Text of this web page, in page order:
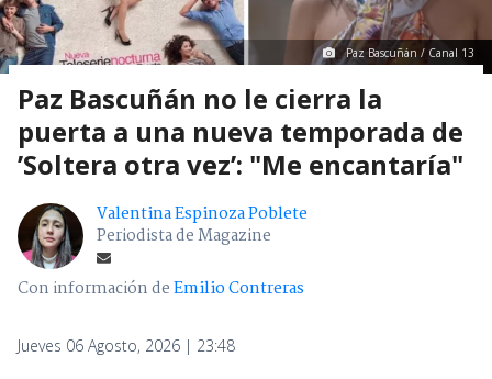
Paz Bascuñán / Canal 13
Paz Bascuñán no le cierra la
puerta a una nueva temporada de
’Soltera otra vez’: "Me encantaría"
Valentina Espinoza Poblete
Periodista de Magazine
Con información deEmilio Contreras
Jueves 06 Agosto, 2026 | 23:48